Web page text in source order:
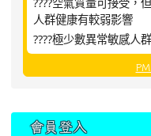
人群健康有較弱影響
????極少數異常敏感人
會員登入